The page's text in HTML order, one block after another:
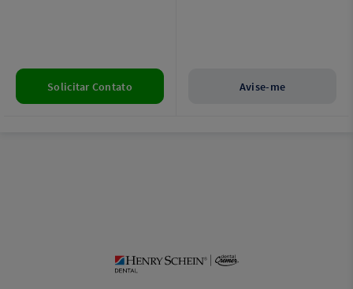
Pen Drive Sistema AIS/Licensa e 1
Manual de Instalação.
Solicitar Contato Avise-me